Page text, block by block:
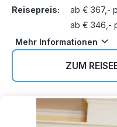
Reisepreis:
ab € 367,-
ab € 346,-
Mehr Informationen
ZUM